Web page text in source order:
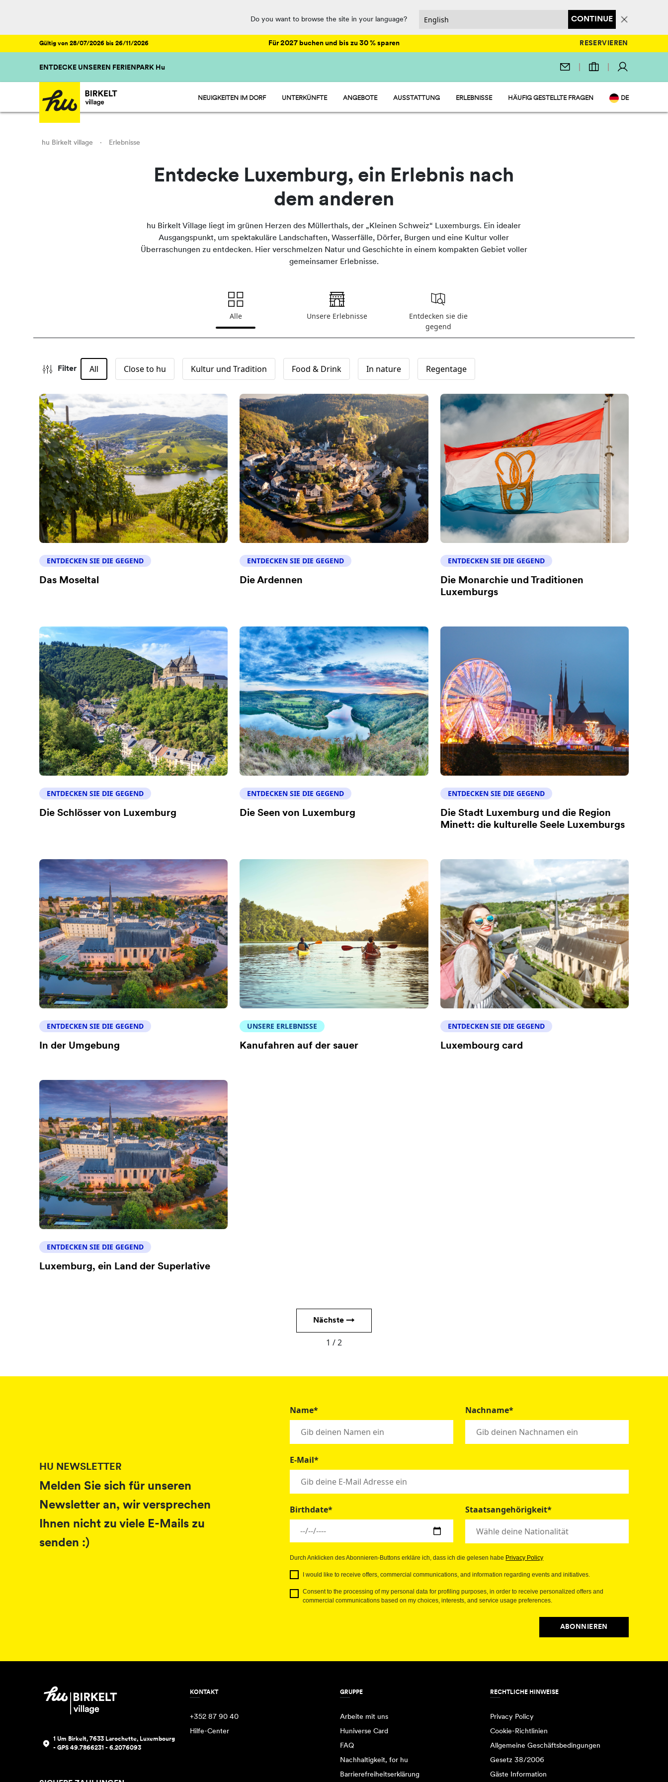
Do you want to browse the site in your language? CONTINUE
Gültig von 28/07/2026 bis 26/11/2026 Für 2027 buchen und bis zu 30 % sparen RESERVIEREN
ENTDECKE UNSEREN FERIENPARK Hu
NEUIGKEITEN IM DORF UNTERKÜNFTE
HU CAMP
ANGEBOTE AUSSTATTUNG
SPORT UND SPASS
ERLEBNISSE HÄUFIG GESTELLTE FRAGEN DE
IT
hu Birkelt village · Erlebnisse
Entdecke Luxemburg, ein Erlebnis nach
dem anderen
hu Birkelt Village liegt im grünen Herzen des Müllerthals, der „Kleinen Schweiz“ Luxemburgs. Ein idealer
Ausgangspunkt, um spektakuläre Landschaften, Wasserfälle, Dörfer, Burgen und eine Kultur voller
Überraschungen zu entdecken. Hier verschmelzen Natur und Geschichte in einem kompakten Gebiet voller
gemeinsamer Erlebnisse.
Alle Unsere Erlebnisse
Entdecken sie die
gegend
Filter All Close to hu Kultur und Tradition Food & Drink In nature Regentage
ENTDECKEN SIE DIE GEGEND
Das Moseltal
ENTDECKEN SIE DIE GEGEND
Die Ardennen
ENTDECKEN SIE DIE GEGEND
Die Monarchie und Traditionen
Luxemburgs
ENTDECKEN SIE DIE GEGEND
Die Schlösser von Luxemburg
ENTDECKEN SIE DIE GEGEND
Die Seen von Luxemburg
ENTDECKEN SIE DIE GEGEND
Die Stadt Luxemburg und die Region
Minett: die kulturelle Seele Luxemburgs
ENTDECKEN SIE DIE GEGEND
In der Umgebung
UNSERE ERLEBNISSE
Kanufahren auf der sauer
ENTDECKEN SIE DIE GEGEND
Luxembourg card
ENTDECKEN SIE DIE GEGEND
Luxemburg, ein Land der Superlative
Nächste →
1 / 2
HU NEWSLETTER
Melden Sie sich für unseren
Newsletter an, wir versprechen
Ihnen nicht zu viele E-Mails zu
senden :)
Name* Nachname*
E-Mail*
Birthdate* Staatsangehörigkeit*
Durch Anklicken des Abonnieren-Buttons erkläre ich, dass ich die gelesen habe Privacy Policy
I would like to receive offers, commercial communications, and information regarding events and initiatives.
Consent to the processing of my personal data for profiling purposes, in order to receive personalized offers and
commercial communications based on my choices, interests, and service usage preferences.
ABONNIEREN
1 Um Birkelt, 7633 Larochette, Luxembourg
- GPS 49.7866231 - 6.2076093
KONTAKT
+352 87 90 40
Hilfe-Center
GRUPPE
Arbeite mit uns
Huniverse Card
FAQ
Nachhaltigkeit, for hu
Barrierefreiheitserklärung
RECHTLICHE HINWEISE
Privacy Policy
Cookie-Richtlinien
Allgemeine Geschäftsbedingungen
Gesetz 38/2006
Gäste Information